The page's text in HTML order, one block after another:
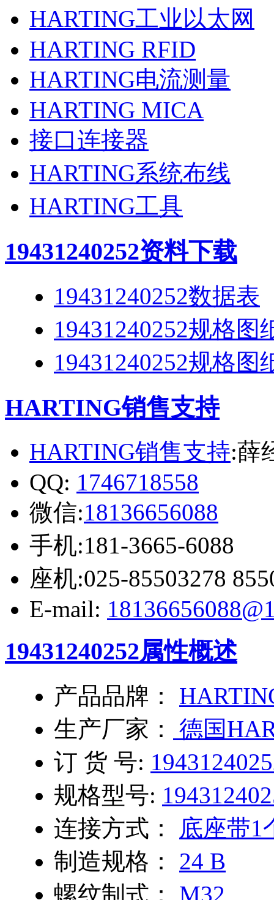
HARTING工业以太网
HARTING RFID
HARTING电流测量
HARTING MICA
接口连接器
HARTING系统布线
HARTING工具
19431240252资料下载
19431240252数据表
19431240252规格图
19431240252规格图
HARTING销售支持
HARTING销售支持:薛
QQ: 1746718558
微信:18136656088
手机:181-3665-6088
座机:025-85503278
E-mail:
19431240252属性概述
产品品牌：
生产厂家：
德国
订 货 号:
规格型号:
连接方式：
底座带1
制造规格：
24 B
螺纹制式：
M32